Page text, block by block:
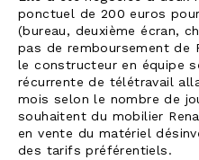
ponctuel de 200 euros
(bureau, deuxième écran,
pas de remboursement de
le constructeur en équipe
récurrente de télétravail
mois selon le nombre de
souhaitent du mobilier
en vente du matériel
des tarifs préférentiels.